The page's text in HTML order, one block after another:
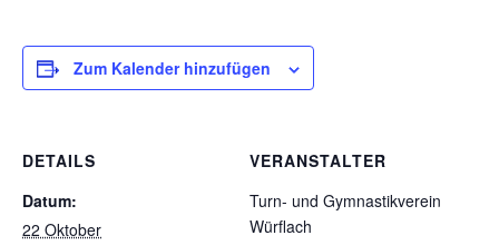
Zum Kalender hinzufügen
DETAILS
Datum:
22 Oktober
VERANSTALTER
Turn- und Gymnastikverein
Würflach